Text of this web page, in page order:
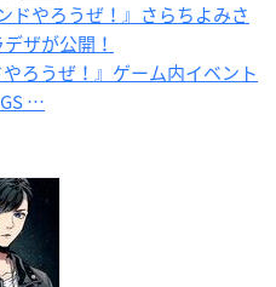
ドやろうぜ！』さらちよみさ
ザが公開！
ろうぜ！』ゲーム内イベント
…